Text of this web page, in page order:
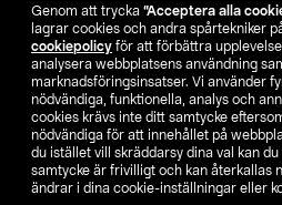
Genom att trycka ”Acceptera alla
lagrar cookies och andra spårtekniker
cookiepolicy för att förbättra
analysera webbplatsens användning
marknadsföringsinsatser. Vi använder
nödvändiga, funktionella, analys och
cookies krävs inte ditt samtycke
nödvändiga för att innehållet på
du istället vill skräddarsy dina val kan
samtycke är frivilligt och kan återkallas
ändrar i dina cookie-inställningar eller
Våra bolag
Hitta
SE NO